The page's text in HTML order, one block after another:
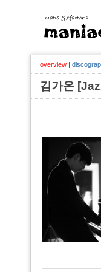
overview |
김가온